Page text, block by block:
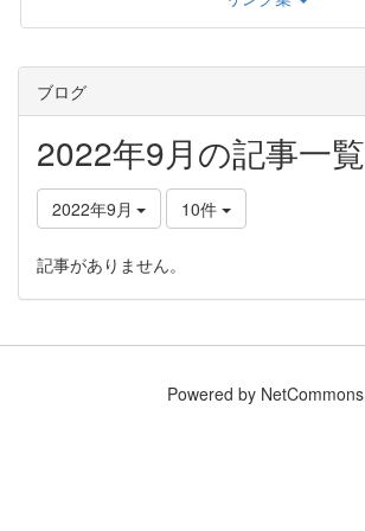
ブログ
2022年9月の記事一覧
2022年9月 10件
記事がありません。
Powered by NetCommons